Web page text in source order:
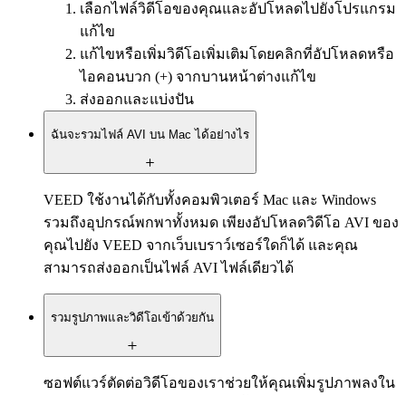
เลือกไฟล์วิดีโอของคุณและอัปโหลดไปยังโปรแกรม
แก้ไข
แก้ไขหรือเพิ่มวิดีโอเพิ่มเติมโดยคลิกที่อัปโหลดหรือ
ไอคอนบวก (+) จากบานหน้าต่างแก้ไข
ส่งออกและแบ่งปัน
ฉันจะรวมไฟล์ AVI บน Mac ได้อย่างไร
VEED ใช้งานได้กับทั้งคอมพิวเตอร์ Mac และ Windows
รวมถึงอุปกรณ์พกพาทั้งหมด เพียงอัปโหลดวิดีโอ AVI ของ
คุณไปยัง VEED จากเว็บเบราว์เซอร์ใดก็ได้ และคุณ
สามารถส่งออกเป็นไฟล์ AVI ไฟล์เดียวได้
รวมรูปภาพและวิดีโอเข้าด้วยกัน
ซอฟต์แวร์ตัดต่อวิดีโอของเราช่วยให้คุณเพิ่มรูปภาพลงใน